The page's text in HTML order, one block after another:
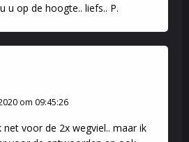
u op de hoogte.. liefs.. P.
om 09:45:26
net voor de 2x wegviel.. maar ik